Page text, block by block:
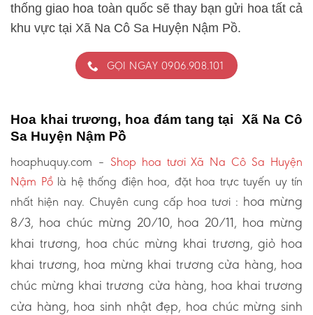
thống giao hoa toàn quốc sẽ thay bạn gửi hoa tất cả
khu vực tại Xã Na Cô Sa Huyện Nậm Pồ.
GỌI NGAY 0906.908.101
Hoa khai trương, hoa đám tang tại Xã Na Cô
Sa Huyện Nậm Pồ
hoaphuquy.com – Shop hoa tươi Xã Na Cô Sa Huyện
Nậm Pồlà hệ thống điện hoa, đặt hoa trực tuyến uy tín
nhất hiện nay. Chuyên cung cấp hoa tươi : hoa mừng
8/3, hoa chúc mừng 20/10, hoa 20/11, hoa mừng
khai trương, hoa chúc mừng khai trương, giỏ hoa
khai trương, hoa mừng khai trương cửa hàng, hoa
chúc mừng khai trương cửa hàng, hoa khai trương
cửa hàng, hoa sinh nhật đẹp, hoa chúc mừng sinh